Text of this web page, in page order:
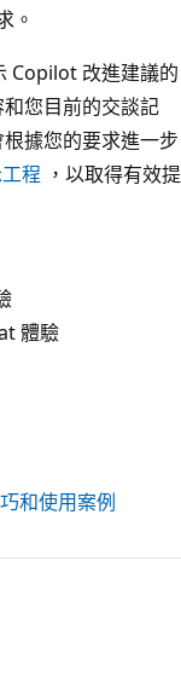
。
Copilot 改進建議的
您目前的交談記
據您的要求進一步
程 ，以取得有效提
體驗
和使用案例